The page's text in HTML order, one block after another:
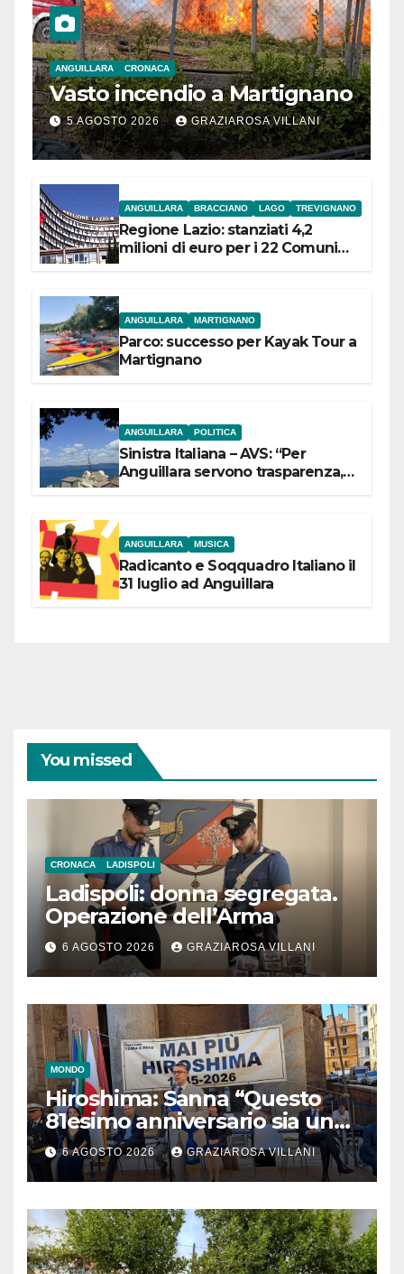
ANGUILLARA CRONACA
Vasto incendio a Martignano
5 AGOSTO 2026 GRAZIAROSA VILLANI
ANGUILLARA BRACCIANO LAGO TREVIGNANO
Regione Lazio: stanziati 4,2
milioni di euro per i 22 Comuni
ANGUILLARA MARTIGNANO
Parco: successo per Kayak Tour a
Martignano
ANGUILLARA POLITICA
Sinistra Italiana – AVS: “Per
Anguillara servono trasparenza,
ANGUILLARA MUSICA
Radicanto e Soqquadro Italiano il
31 luglio ad Anguillara
You missed
CRONACA LADISPOLI
Ladispoli: donna segregata.
Operazione dell’Arma
6 AGOSTO 2026 GRAZIAROSA VILLANI
MONDO
Hiroshima: Sanna “Questo
81esimo anniversario sia un
monito per tutti”
6 AGOSTO 2026 GRAZIAROSA VILLANI